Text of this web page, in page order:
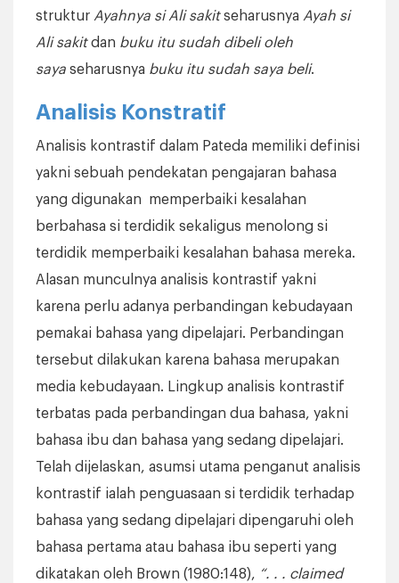
struktur Ayahnya si Ali sakitseharusnya Ayah si
Ali sakitdan buku itu sudah dibeli oleh
saya seharusnya buku itu sudah saya beli.
Analisis Konstratif
Analisis kontrastif dalam Pateda memiliki definisi
yakni sebuah pendekatan pengajaran bahasa
yang digunakan memperbaiki kesalahan
berbahasa si terdidik sekaligus menolong si
terdidik memperbaiki kesalahan bahasa mereka.
Alasan munculnya analisis kontrastif yakni
karena perlu adanya perbandingan kebudayaan
pemakai bahasa yang dipelajari. Perbandingan
tersebut dilakukan karena bahasa merupakan
media kebudayaan. Lingkup analisis kontrastif
terbatas pada perbandingan dua bahasa, yakni
bahasa ibu dan bahasa yang sedang dipelajari.
Telah dijelaskan, asumsi utama penganut analisis
kontrastif ialah penguasaan si terdidik terhadap
bahasa yang sedang dipelajari dipengaruhi oleh
bahasa pertama atau bahasa ibu seperti yang
dikatakan oleh Brown (1980:148), “. . . claimed